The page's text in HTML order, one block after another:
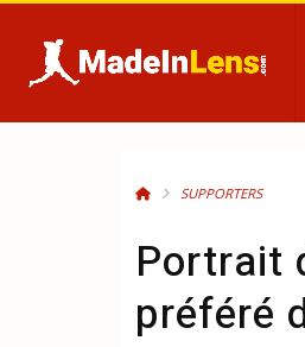
SUPPORTERS
Portrait
préféré